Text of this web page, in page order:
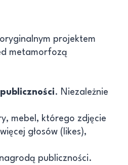
projektem
metamorfozą
. Niezależnie
mebel, którego zdjęcie
głosów (likes),
publiczności.